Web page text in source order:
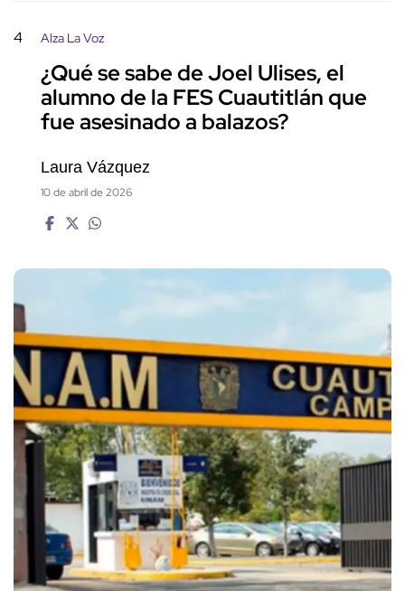
4 Alza La Voz
¿Qué se sabe de Joel Ulises, el
alumno de la FES Cuautitlán que
fue asesinado a balazos?
Laura Vázquez
10 de abril de 2026